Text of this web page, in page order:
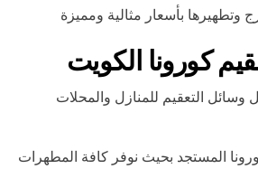
وتطهيرها بأسعار مثالية ومميزة
كورونا الكويت
التعقيم للمنازل والمحلات
المستجد بحيث نوفر كافة المطهرات